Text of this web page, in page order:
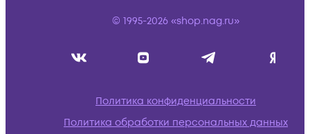
© 1995-2026 «shop.nag.ru»
Политика конфиденциальности
Политика обработки персональных данных